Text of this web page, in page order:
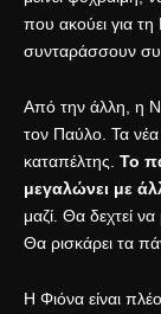
που ακούει για τη
συνταράσσουν
Από την άλλη, η
τον Παύλο. Τα νέα
καταπέλτης. Το
μεγαλώνει με
μαζί. Θα δεχτεί
Θα ρισκάρει τα
Η Φιόνα είναι